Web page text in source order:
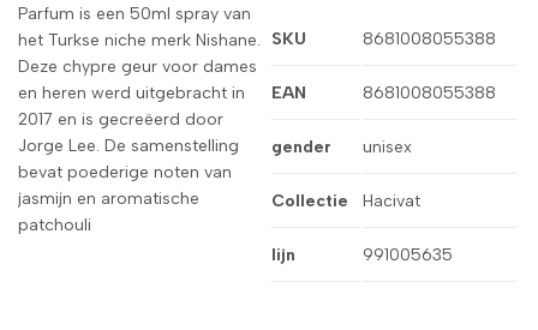
Parfum is een 50ml spray van
het Turkse niche merk Nishane.
Deze chypre geur voor dames
en heren werd uitgebracht in
2017 en is gecreëerd door
Jorge Lee. De samenstelling
bevat poederige noten van
jasmijn en aromatische
patchouli
SKU 8681008055388
EAN 8681008055388
gender unisex
Collectie Hacivat
lijn 991005635